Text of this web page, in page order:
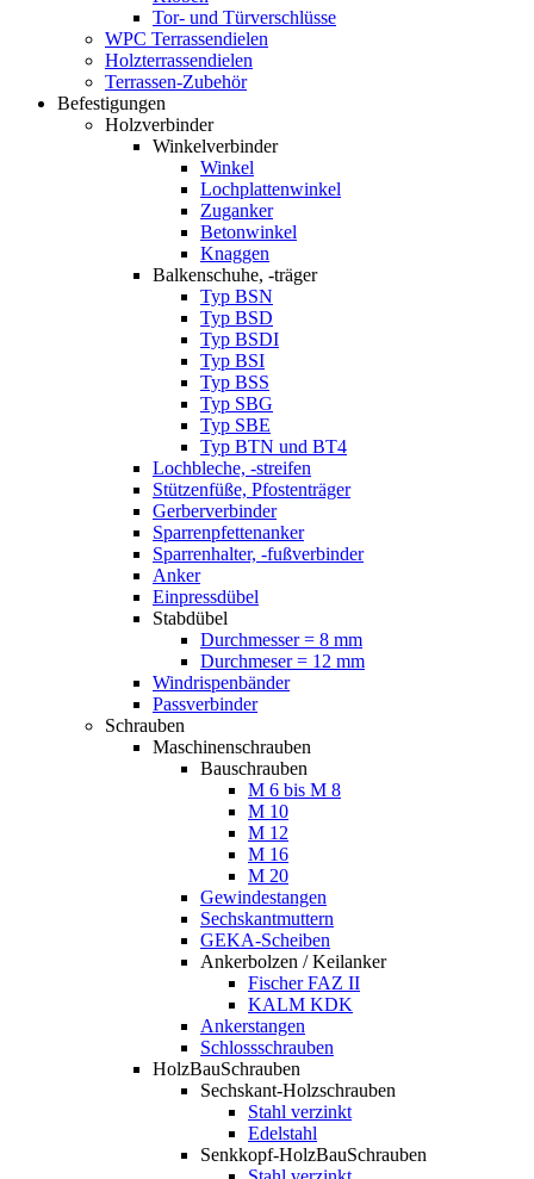
Tor- und Türverschlüsse
WPC Terrassendielen
Holzterrassendielen
Terrassen-Zubehör
Befestigungen
Holzverbinder
Winkelverbinder
Winkel
Lochplattenwinkel
Zuganker
Betonwinkel
Knaggen
Balkenschuhe, -träger
Typ BSN
Typ BSD
Typ BSDI
Typ BSI
Typ BSS
Typ SBG
Typ SBE
Typ BTN und BT4
Lochbleche, -streifen
Stützenfüße, Pfostenträger
Gerberverbinder
Sparrenpfettenanker
Sparrenhalter, -fußverbinder
Anker
Einpressdübel
Stabdübel
Durchmesser = 8 mm
Durchmeser = 12 mm
Windrispenbänder
Passverbinder
Schrauben
Maschinenschrauben
Bauschrauben
M 6 bis M 8
M 10
M 12
M 16
M 20
Gewindestangen
Sechskantmuttern
GEKA-Scheiben
Ankerbolzen / Keilanker
Fischer FAZ II
KALM KDK
Ankerstangen
Schlossschrauben
HolzBauSchrauben
Sechskant-Holzschrauben
Stahl verzinkt
Edelstahl
Senkkopf-HolzBauSchrauben